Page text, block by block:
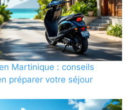
Martinique : conseils
préparer votre séjour